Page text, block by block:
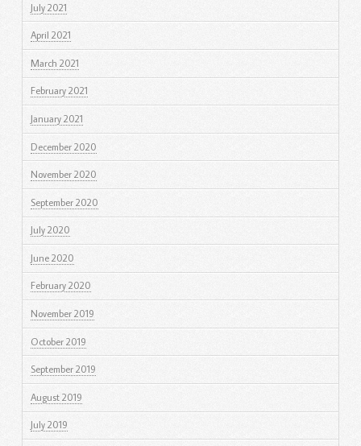
July 2021
April 2021
March 2021
February 2021
January 2021
December 2020
November 2020
September 2020
July 2020
June 2020
February 2020
November 2019
October 2019
September 2019
August 2019
July 2019